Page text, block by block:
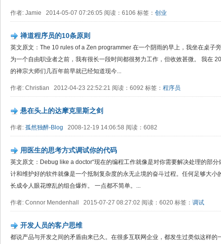
作者: Jamie 2014-05-07 07:26:05 阅读：6106 标签： 创业
禅道程序员的10条原则
英文原文：The 10 rules of a Zen programmer 在一个阴雨的早上，我坐在桌子
为一个自由职业者之前，我有很长一段时间都很努力工作，但收效甚微。 我在
的禅宗大师们几百年前早就已经知道现今...
作者: Christian 2012-04-23 22:52:21 阅读：6092 标签： 程序员
悬在头上的达摩克里斯之剑
作者: 孤然独醉-Blog 2008-12-19 14:06:58 阅读：6082
用医生的思考方式调试你的代码
英文原文：Debug like a doctor“现在的编程工作就像是对你需要解决处理的部
计和维护好的软件就像是一个抵制复杂度的永无止境的奋斗过程。任何足够大
长成令人眼花缭乱的组合爆炸。 一点都不简单。...
作者: Connor Mendenhall 2015-07-27 08:27:02 阅读：6020 标签： 调试
开发人员的客户思维
都说产品与开发之间的矛盾由来已久。在很多互联网企业，都发生过类似这样的